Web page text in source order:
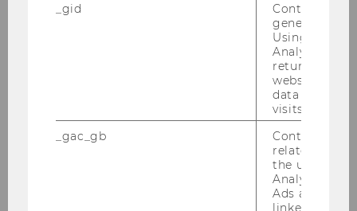
_gid
Contains a
generated
Using this
Analytics can
returning
website and
data from
visits.
_gac_gb
Contains
related
the user. If
Analytics and
Ads accounts
linked, the